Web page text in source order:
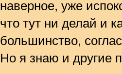
наверное, уже
что тут ни делай и
большинство,
Но я знаю и другие